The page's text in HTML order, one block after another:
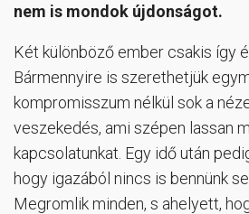
nem is mondok újdonságot.
Két különböző ember csakis így
Bármennyire is szerethetjük
kompromisszum nélkül sok a
veszekedés, ami szépen lassan
kapcsolatunkat. Egy idő után
hogy igazából nincs is bennünk
Megromlik minden, s ahelyett,